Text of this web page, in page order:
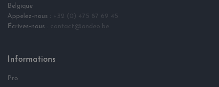
Belgique
Appelez-nous : +32 (0) 475 87 69 45
Écrives-nous : contact@andeo.be
Informations
Pro